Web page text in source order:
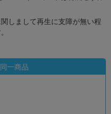
しまして再生に支障が無い程
一商品